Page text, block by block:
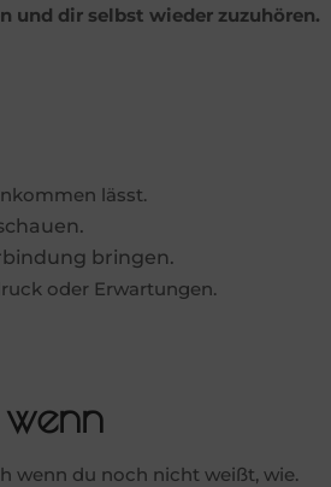
und dir selbst wieder zuzuhören.
lässt.
bringen.
oder Erwartungen.
wenn du noch nicht weißt, wie.